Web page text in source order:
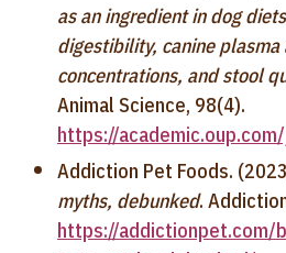
as an ingredient in dog
digestibility, canine plasma
concentrations, and stool
Animal Science, 98(4).
https://
Addiction Pet Foods.
myths, debunked.
https://